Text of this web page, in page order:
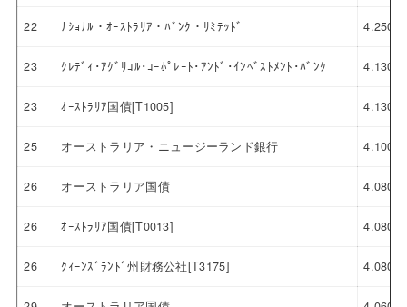
22 ﾅｼｮﾅﾙ・ｵｰｽﾄﾗﾘｱ・ﾊﾞﾝｸ・ﾘﾐﾃｯﾄﾞ 4.250
23 ｸﾚﾃﾞｨ･ｱｸﾞﾘｺﾙ･ｺｰﾎﾟﾚｰﾄ･ｱﾝﾄﾞ･ｲﾝﾍﾞｽﾄﾒﾝﾄ･ﾊﾞﾝｸ 4.130
23 ｵｰｽﾄﾗﾘｱ国債[T1005] 4.130
25 オーストラリア・ニュージーランド銀行 4.100
26 オーストラリア国債 4.080
26 ｵｰｽﾄﾗﾘｱ国債[T0013] 4.080
26 ｸｨｰﾝｽﾞﾗﾝﾄﾞ州財務公社[T3175] 4.080